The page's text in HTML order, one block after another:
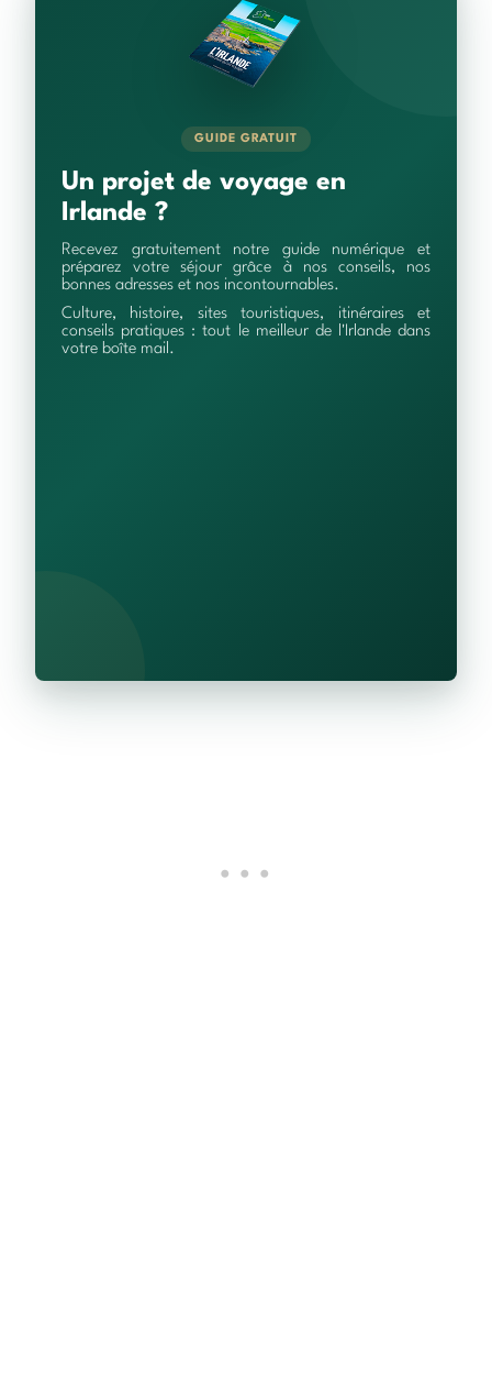
GUIDE GRATUIT
Un projet de voyage en
Irlande ?
Recevez gratuitement notre guide numérique et
préparez votre séjour grâce à nos conseils, nos
bonnes adresses et nos incontournables.
Culture, histoire, sites touristiques, itinéraires et
conseils pratiques : tout le meilleur de l'Irlande dans
votre boîte mail.